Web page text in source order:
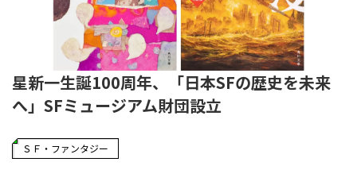
星新一生誕100周年、「日本SFの歴史を未来
へ」SFミュージアム財団設立
ＳＦ・ファンタジー